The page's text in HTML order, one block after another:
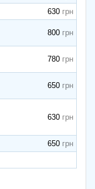
630
800
780
650
630
650